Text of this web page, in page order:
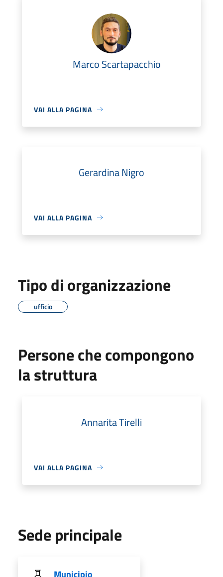
Marco Scartapacchio
VAI ALLA PAGINA
Gerardina Nigro
VAI ALLA PAGINA
Tipo di organizzazione
ufficio
Persone che compongono
la struttura
Annarita Tirelli
VAI ALLA PAGINA
Sede principale
Municipio